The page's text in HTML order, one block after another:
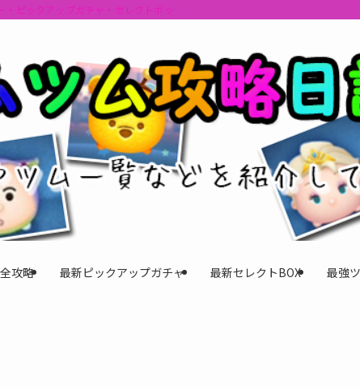
ピックアップガチャ・セレクトボックスの情報を最速で提供しビンゴのお
攻略 最新ピックアップガチャ 最新セレクトBOX 最強